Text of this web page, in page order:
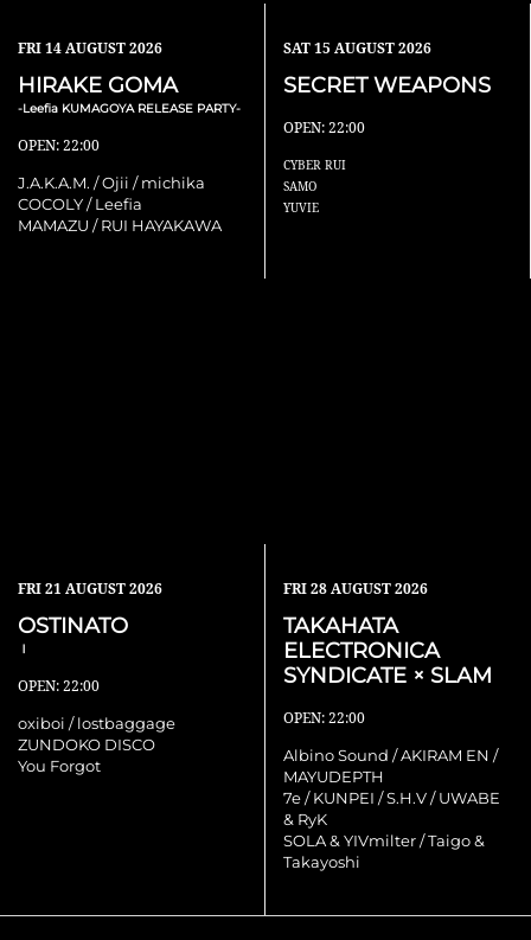
FRI14 AUGUST 2026
HIRAKE GOMA
-Leefia KUMAGOYA RELEASE PARTY-
OPEN: 22:00
J.A.K.A.M. / Ojii / michika
COCOLY / Leefia
MAMAZU / RUI HAYAKAWA
SAT15 AUGUST 2026
SECRET WEAPONS
OPEN: 22:00
CYBER RUI
SAMO
YUVIE
FRI21 AUGUST 2026
OSTINATO
Ⅰ
OPEN: 22:00
oxiboi / lostbaggage
ZUNDOKO DISCO
You Forgot
FRI28 AUGUST 2026
TAKAHATA
ELECTRONICA
SYNDICATE × SLAM
OPEN: 22:00
Albino Sound / AKIRAM EN /
MAYUDEPTH
7e / KUNPEI / S.H.V / UWABE
& RyK
SOLA & YIVmilter / Taigo &
Takayoshi